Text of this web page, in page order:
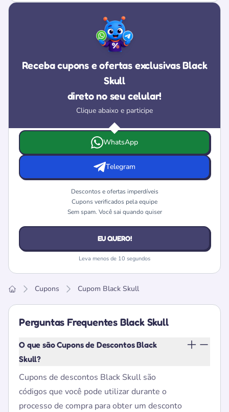
Receba cupons e ofertas exclusivas Black
Skull
direto no seu celular!
Clique abaixo e participe
Escolha onde deseja receber as ofertas e cupons da
WhatsApp
Telegram
Descontos e ofertas imperdíveis
Cupons verificados pela equipe
Sem spam. Você sai quando quiser
EU QUERO!
Leva menos de 10 segundos
Cupons Cupom Black Skull
Perguntas Frequentes Black Skull
O que são Cupons de Descontos Black
Skull?
Cupons de descontos Black Skull são
códigos que você pode utilizar durante o
processo de compra para obter um desconto